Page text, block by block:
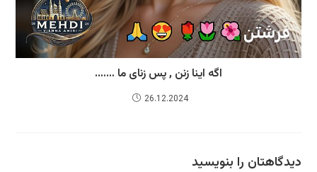
اگه اینا زنن , پس زنای ما …….
26.12.2024
دیدگاهتان را بنویسید